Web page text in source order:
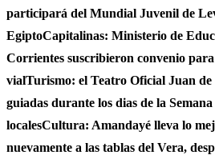
participará del Mundial Juvenil de
EgiptoCapitalinas: Ministerio de
Corrientes suscribieron convenio
vialTurismo: el Teatro Oficial Juan
guiadas durante los dias de la
localesCultura: Amandayé lleva lo
nuevamente a las tablas del Vera,